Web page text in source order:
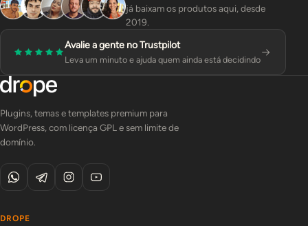
já baixam os produtos aqui, desde
2019.
Avalie a gente no Trustpilot
Leva um minuto e ajuda quem ainda está decidindo
Plugins, temas e templates premium para
WordPress, com licença GPL e sem limite de
domínio.
DROPE